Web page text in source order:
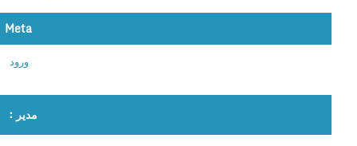
و
ب
ا
Meta
مدیر :